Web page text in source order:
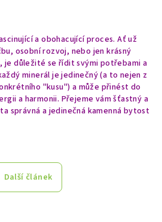
a obohacující proces. Ať už
osobní rozvoj, nebo jen krásný
je důležité se řídit svými potřebami a
minerál je jedinečný (a to nejen z
"kusu") a může přinést do
a harmonii. Přejeme vám šťastný a
správná a jedinečná kamenná bytost
Další článek